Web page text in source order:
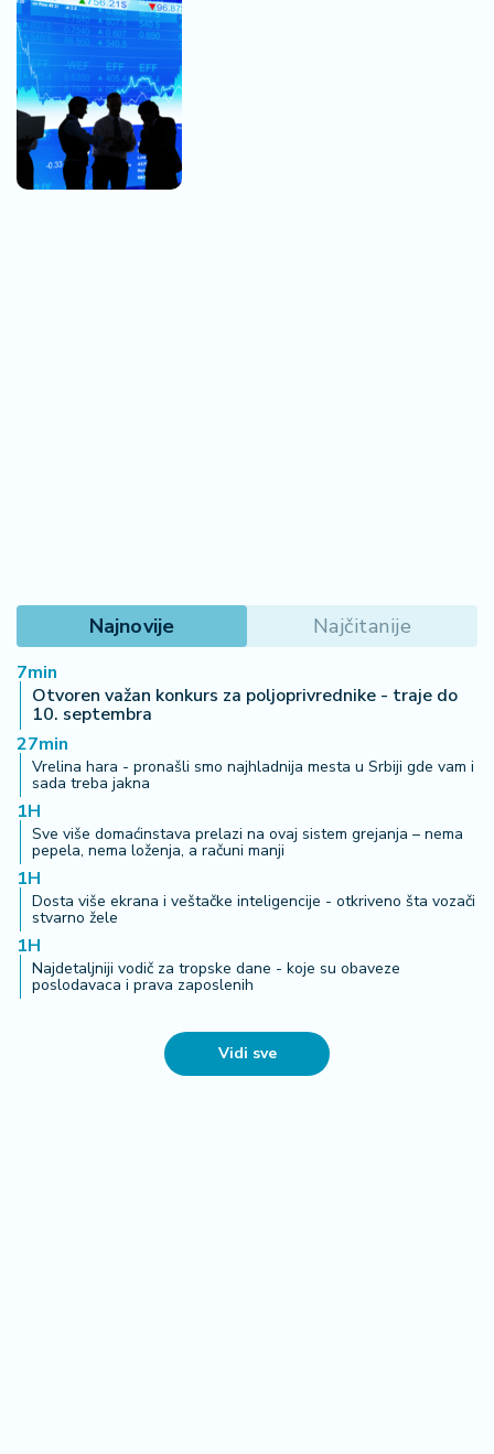
Najnovije Najčitanije
7min
Otvoren važan konkurs za poljoprivrednike - traje do
10. septembra
27min
Vrelina hara - pronašli smo najhladnija mesta u Srbiji gde vam i
sada treba jakna
1H
Sve više domaćinstava prelazi na ovaj sistem grejanja – nema
pepela, nema loženja, a računi manji
1H
Dosta više ekrana i veštačke inteligencije - otkriveno šta vozači
stvarno žele
1H
Najdetaljniji vodič za tropske dane - koje su obaveze
poslodavaca i prava zaposlenih
Vidi sve